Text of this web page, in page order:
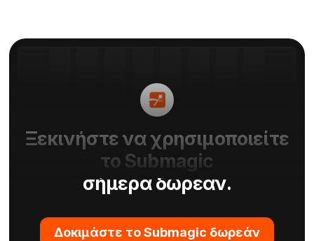
Ξεκινήστε να χρησιμοποιείτε
το Submagic
σήμερα δωρεάν.
Δοκιμάστε το Submagic δωρεάν